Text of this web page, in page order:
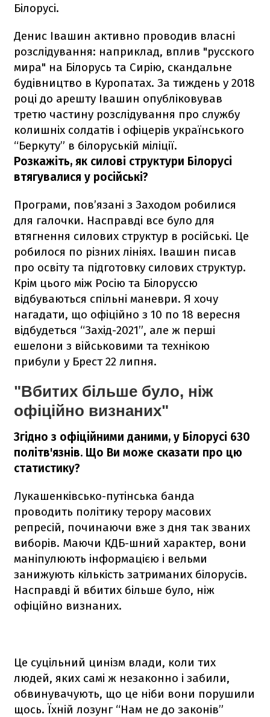
Білорусі.
Денис Івашин активно проводив власні
розслідування: наприклад, вплив "русского
мира" на Білорусь та Сирію, скандальне
будівництво в Куропатах. За тиждень у 2018
році до арешту Івашин опубліковував
третю частину розслідування про службу
колишніх солдатів і офіцерів українського
“Беркуту” в білоруській міліції.
Розкажіть, як силові структури Білорусі
втягувалися у російські?
Програми, пов’язані з Заходом робилися
для галочки. Насправді все було для
втягнення силових структур в російські. Це
робилося по різних лініях. Івашин писав
про освіту та підготовку силових структур.
Крім цього між Росію та Білоруссю
відбуваються спільні маневри. Я хочу
нагадати, що офіційно з 10 по 18 вересня
відбудеться “Захід-2021”, але ж перші
ешелони з військовими та технікою
прибули у Брест 22 липня.
"Вбитих більше було, ніж
офіційно визнаних"
Згідно з офіційними даними, у Білорусі 630
політв'язнів. Що Ви може сказати про цю
статистику?
Лукашенківсько-путінська банда
проводить політику терору масових
репресій, починаючи вже з дня так званих
виборів. Маючи КДБ-шний характер, вони
маніпулюють інформацією і вельми
занижують кількість затриманих білорусів.
Насправді й вбитих більше було, ніж
офіційно визнаних.
Це суцільний цинізм влади, коли тих
людей, яких самі ж незаконно і забили,
обвинувачують, що це ніби вони порушили
щось. Їхній лозунг “Нам не до законів”